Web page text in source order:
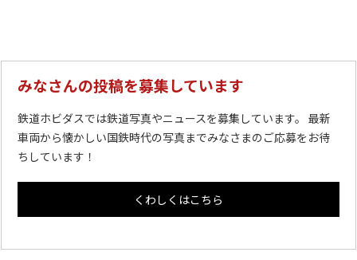
みなさんの投稿を募集しています
鉄道ホビダスでは鉄道写真やニュースを募集しています。 最新
車両から懐かしい国鉄時代の写真までみなさまのご応募をお待
ちしています！
くわしくはこちら